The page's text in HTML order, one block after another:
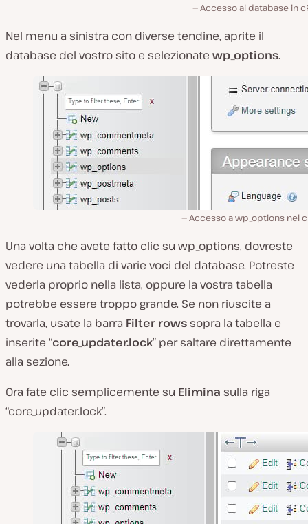
Accesso ai database in
Nel menu a sinistra con diverse tendine, aprite il
database del vostro sito e selezionate wp_options.
Accesso a wp_options nel
Una volta che avete fatto clic su wp_options, dovreste
vedere una tabella di varie voci del database. Potreste
vederla proprio nella lista, oppure la vostra tabella
potrebbe essere troppo grande. Se non riuscite a
trovarla, usate la barra Filter rows sopra la tabella e
inserite “core_updater.lock” per saltare direttamente
alla sezione.
Ora fate clic semplicemente su Elimina sulla riga
“core_updater.lock”.